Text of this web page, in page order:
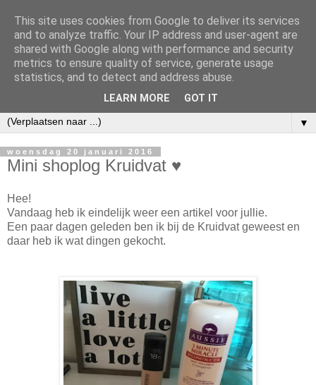
▼
woensdag 20 januari 2016
Mini shoplog Kruidvat ♥︎
Hee!
Vandaag heb ik eindelijk weer een artikel voor jullie.
Een paar dagen geleden ben ik bij de Kruidvat geweest en
daar heb ik wat dingen gekocht.
This site uses cookies from Google to deliver its services
and to analyze traffic. Your IP address and user-agent are
shared with Google along with performance and security
metrics to ensure quality of service, generate usage
statistics, and to detect and address abuse.
LEARN MORE GOT IT